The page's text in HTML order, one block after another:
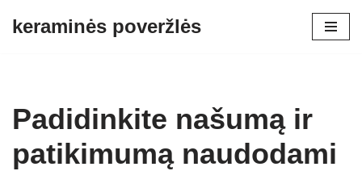
keraminės poveržlės
Padidinkite našumą ir
patikimumą naudodami